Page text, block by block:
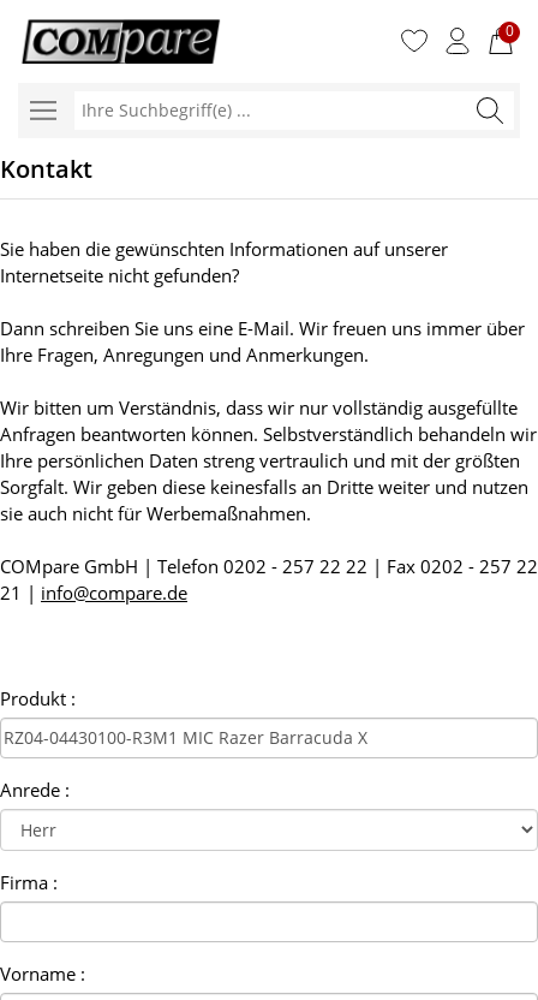
0
Ihre
Kontakt
Sie haben die gewünschten Informationen auf unserer
Internetseite nicht gefunden?
Dann schreiben Sie uns eine E-Mail. Wir freuen uns immer über
Ihre Fragen, Anregungen und Anmerkungen.
Wir bitten um Verständnis, dass wir nur vollständig ausgefüllte
Anfragen beantworten können. Selbstverständlich behandeln wir
Ihre persönlichen Daten streng vertraulich und mit der größten
Sorgfalt. Wir geben diese keinesfalls an Dritte weiter und nutzen
sie auch nicht für Werbemaßnahmen.
COMpare GmbH | Telefon 0202 - 257 22 22 | Fax 0202 - 257 22
21 | info@compare.de
Produkt :
Anrede :
Firma :
Vorname :